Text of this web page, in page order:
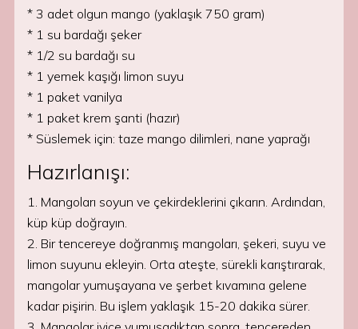
* 3 adet olgun mango (yaklaşık 750 gram)
* 1 su bardağı şeker
* 1/2 su bardağı su
* 1 yemek kaşığı limon suyu
* 1 paket vanilya
* 1 paket krem şanti (hazır)
* Süslemek için: taze mango dilimleri, nane yaprağı
Hazırlanışı:
1. Mangoları soyun ve çekirdeklerini çıkarın. Ardından,
küp küp doğrayın.
2. Bir tencereye doğranmış mangoları, şekeri, suyu ve
limon suyunu ekleyin. Orta ateşte, sürekli karıştırarak,
mangolar yumuşayana ve şerbet kıvamına gelene
kadar pişirin. Bu işlem yaklaşık 15-20 dakika sürer.